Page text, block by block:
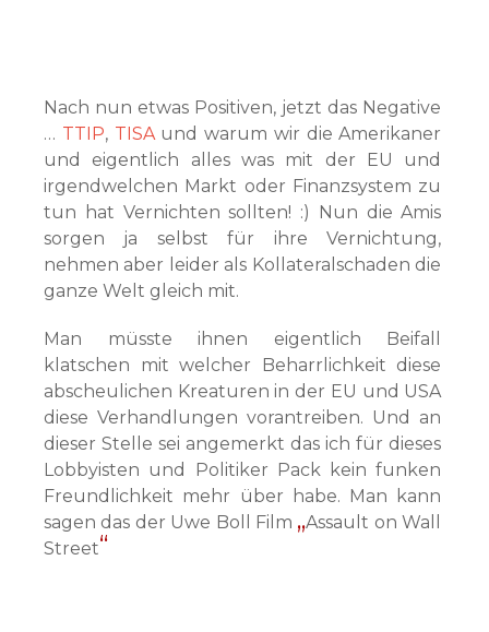
Nach nun etwas Positiven, jetzt das Negative
… TTIP, TISAund warum wir die Amerikaner
und eigentlich alles was mit der EU und
irgendwelchen Markt oder Finanzsystem zu
tun hat Vernichten sollten! :) Nun die Amis
sorgen ja selbst für ihre Vernichtung,
nehmen aber leider als Kollateralschaden die
ganze Welt gleich mit.
Man müsste ihnen eigentlich Beifall
klatschen mit welcher Beharrlichkeit diese
abscheulichen Kreaturen in der EU und USA
diese Verhandlungen vorantreiben. Und an
dieser Stelle sei angemerkt das ich für dieses
Lobbyisten und Politiker Pack kein funken
Freundlichkeit mehr über habe. Man kann
sagen das der Uwe Boll Film
Assault on Wall
Street